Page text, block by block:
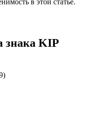
датируемой
Лаосом
Знаком. Слово «кип»
языковую и
истории, когда кип
страны, и он стал
представляет собой
которые были
знака KIP